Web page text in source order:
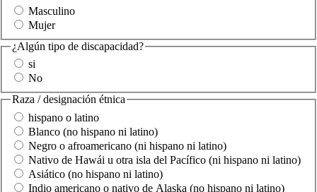
Masculino
Mujer
¿Algún tipo de discapacidad?
si
No
Raza / designación étnica
hispano o latino
Blanco (no hispano ni latino)
Negro o afroamericano (ni hispano ni latino)
Nativo de Hawái u otra isla del Pacífico (ni hispano ni latino)
Asiático (no hispano ni latino)
Indio americano o nativo de Alaska (no hispano ni latino)